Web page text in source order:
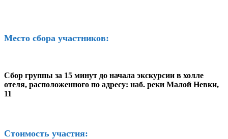
Место сбора участников:
Сбор группы за 15 минут до начала экскурсии в холле
отеля, расположенного по адресу: наб. реки Малой Невки,
11
Стоимость участия: